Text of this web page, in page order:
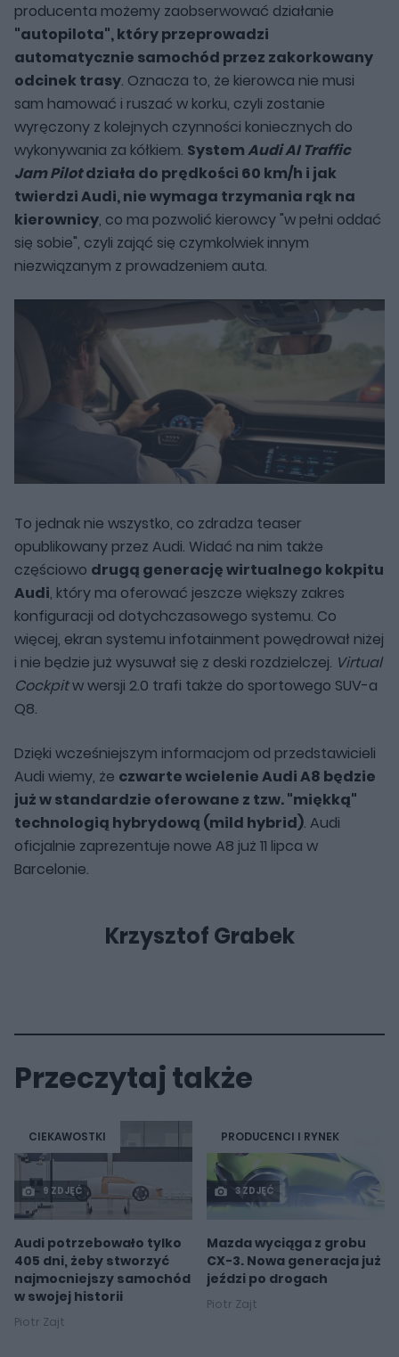
producenta możemy zaobserwować działanie
"autopilota", który przeprowadzi
automatycznie samochód przez zakorkowany
odcinek trasy. Oznacza to, że kierowca nie musi
sam hamować i ruszać w korku, czyli zostanie
wyręczony z kolejnych czynności koniecznych do
wykonywania za kółkiem. SystemAudi AI Traffic
Jam Pilotdziała do prędkości 60 km/h i jak
twierdzi Audi, nie wymaga trzymania rąk na
kierownicy, co ma pozwolić kierowcy "w pełni oddać
się sobie", czyli zająć się czymkolwiek innym
niezwiązanym z prowadzeniem auta.
To jednak nie wszystko, co zdradza teaser
opublikowany przez Audi. Widać na nim także
częściowo drugą generację wirtualnego kokpitu
Audi, który ma oferować jeszcze większy zakres
konfiguracji od dotychczasowego systemu. Co
więcej, ekran systemu infotainment powędrował niżej
i nie będzie już wysuwał się z deski rozdzielczej. Virtual
Cockpitw wersji 2.0 trafi także do sportowego SUV-a
Q8.
Dzięki wcześniejszym informacjom od przedstawicieli
Audi wiemy, że czwarte wcielenie Audi A8 będzie
już w standardzie oferowane z tzw. "miękką"
technologią hybrydową (mild hybrid). Audi
oficjalnie zaprezentuje nowe A8 już 11 lipca w
Barcelonie.
Krzysztof Grabek
Przeczytaj także
CIEKAWOSTKI
9 ZDJĘĆ
Audi potrzebowało tylko
405 dni, żeby stworzyć
najmocniejszy samochód
w swojej historii
Piotr Zajt
PRODUCENCI I RYNEK
3 ZDJĘĆ
Mazda wyciąga z grobu
CX-3. Nowa generacja już
jeździ po drogach
Piotr Zajt